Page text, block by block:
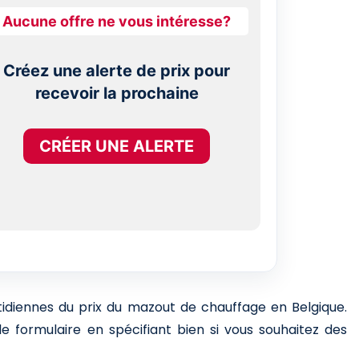
Aucune offre ne vous intéresse?
Créez une alerte de prix pour
recevoir la prochaine
CRÉER UNE ALERTE
du prix du mazout de chauffage en Belgique.
en spécifiant bien si vous souhaitez des